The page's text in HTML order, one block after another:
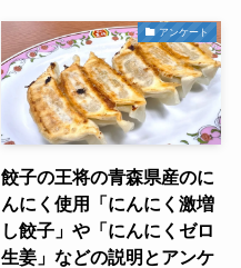
アンケート
餃子の王将の青森県産のに
んにく使用「にんにく激増
し餃子」や「にんにくゼロ
生姜」などの説明とアンケ